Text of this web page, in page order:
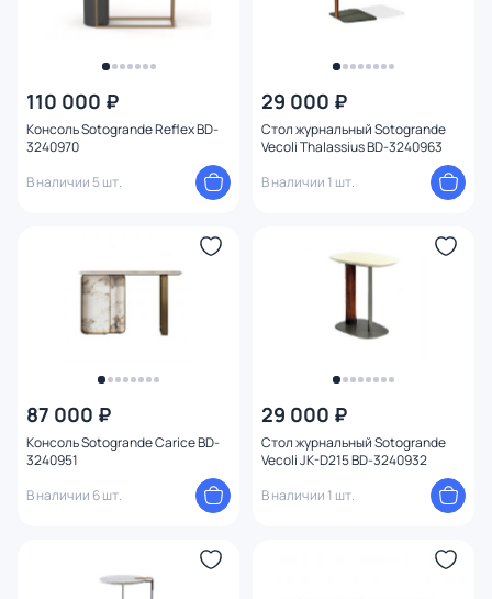
110 000 ₽
Консоль Sotogrande Reflex BD-
3240970
В наличии 5 шт.
29 000 ₽
Стол журнальный Sotogrande
Vecoli Thalassius BD-3240963
В наличии 1 шт.
87 000 ₽
Консоль Sotogrande Carice BD-
3240951
В наличии 6 шт.
29 000 ₽
Стол журнальный Sotogrande
Vecoli JK-D215 BD-3240932
В наличии 1 шт.